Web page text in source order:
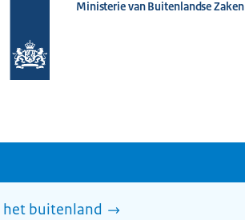
Ministerie van Buitenlandse Zaken
het buitenland